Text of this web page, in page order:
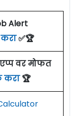
Alert
✅🏆
वर मोफत
करा🏆